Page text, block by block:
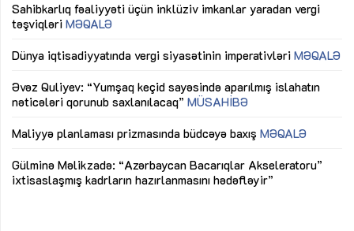
Sahibkarlıq fəaliyyəti üçün inklüziv imkanlar yaradan vergi
təşviqləri MƏQALƏ
Dünya iqtisadiyyatında vergi siyasətinin imperativləri MƏQALƏ
Əvəz Quliyev: “Yumşaq keçid sayəsində aparılmış islahatın
nəticələri qorunub saxlanılacaq” MÜSAHİBƏ
Maliyyə planlaması prizmasında büdcəyə baxış MƏQALƏ
Gülminə Məlikzadə: “Azərbaycan Bacarıqlar Akseleratoru”
ixtisaslaşmış kadrların hazırlanmasını hədəfləyir”